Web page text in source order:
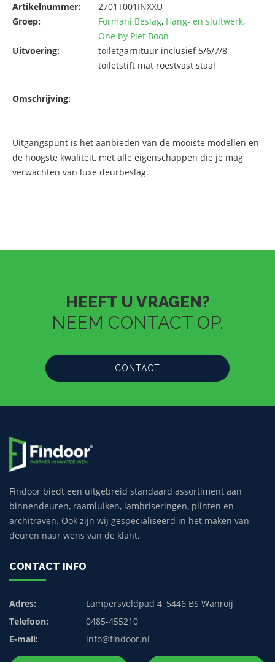
Artikelnummer:
2701T001INXXU
Groep:
Formani Beslag, Hang- en sluitwerk,
One by Piet Boon
Uitvoering:
toiletgarnituur inclusief 5/6/7/8
toiletstift mat roestvast staal
Omschrijving:
Uitgangspunt is het aanbieden van de mooiste modellen en
de hoogste kwaliteit, met alle eigenschappen die je mag
verwachten van luxe deurbeslag.
HEEFT U VRAGEN?
NEEM CONTACT OP.
CONTACT
Findoor biedt een uitgebreid standaard assortiment aan
binnendeuren, raamluiken, lambriseringen, plinten en
architraven. Ook zijn wij gespecialiseerd in het maken van
deuren naar wens van de klant.
CONTACT INFO
Adres:
Lampersveldpad 4, 5446 BS Wanroij
Telefoon:
0485-455210
E-mail:
info@findoor.nl